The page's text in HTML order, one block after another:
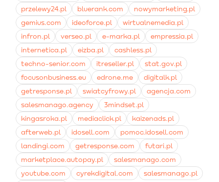
przelewy24.pl
bluerank.com
nowymarketing.pl
gemius.com
ideoforce.pl
wirtualnemedia.pl
infron.pl
verseo.pl e-marka.pl
empressia.pl
internetica.pl
eizba.pl
cashless.pl
techno-senior.com
itreseller.pl
stat.gov.pl
focusonbusiness.eu
edrone.me
digitalk.pl
getresponse.pl
swiatcyfrowy.pl
agencja.com
salesmanago.agency
3mindset.pl
kingasroka.pl
mediaclick.pl
kaizenads.pl
afterweb.pl
idosell.com
pomoc.idosell.com
landingi.com
getresponse.com
futari.pl
marketplace.autopay.pl
salesmanago.com
youtube.com
cyrekdigital.com
salesmanago.pl